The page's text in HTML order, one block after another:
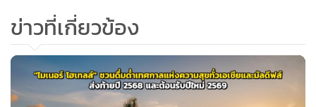
ต้อนรับศักราชใหม่ด้วยบุฟเฟต์มื้อพิเศษในคืนวันส่งท้ายปีเก่า
และบุฟเฟต์วันขึ้นปีใหม่มื้อกลางวัน ให้ทุกท่านได้สัมผัส
ประสบการณ์การเฉลิมฉลองปีใหม่รับปีมะเมียที่แสนอบอุ่นของปี
2569
ข่าวที่เกี่ยวข้อง